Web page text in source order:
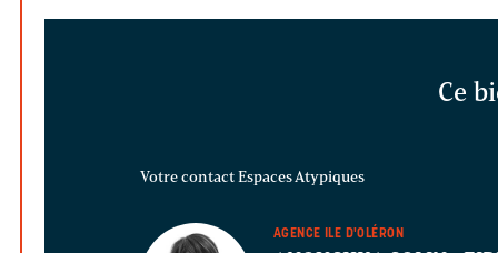
Ce
Votre contact Espaces Atypiques
AGENCE ILE D'OLÉRON